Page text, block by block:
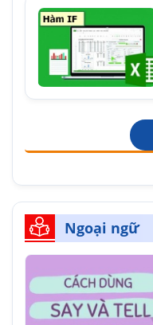
Ngoại ngữ